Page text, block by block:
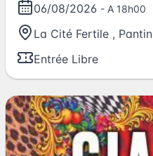
06/08/2026 - A 18h00
La Cité Fertile , Pantin
Entrée Libre